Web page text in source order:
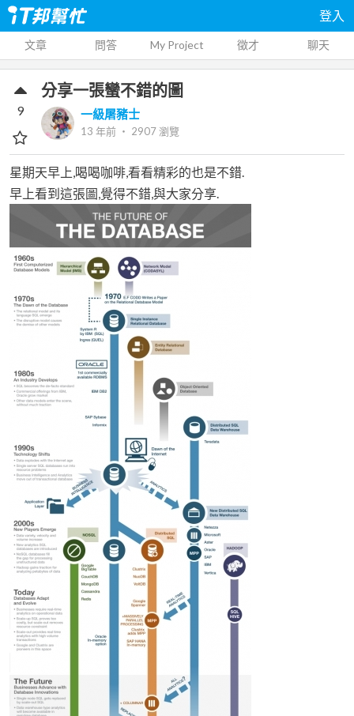
登入
文章 問答 My Project 徵才 聊天
分享一張蠻不錯的圖
一級屠豬士
13 年前 ‧ 2907瀏覽
9
星期天早上,喝喝咖啡,看看精彩的也是不錯.
早上看到這張圖,覺得不錯,與大家分享.